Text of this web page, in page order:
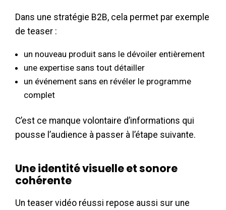
Dans une stratégie B2B, cela permet par exemple
de teaser :
un nouveau produit sans le dévoiler entièrement
une expertise sans tout détailler
un événement sans en révéler le programme
complet
C’est ce manque volontaire d’informations qui
pousse l’audience à passer à l’étape suivante.
Une identité visuelle et sonore
cohérente
Un teaser vidéo réussi repose aussi sur une